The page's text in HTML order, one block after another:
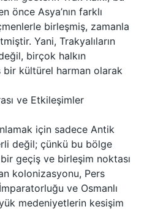
önce Asya’nın farklı
birleşmiş, zamanla
Yani, Trakyalıların
birçok halkın
kültürel harman olarak
ve Etkileşimler
için sadece Antik
değil; çünkü bu bölge
geçiş ve birleşim noktası
kolonizasyonu, Pers
ve Osmanlı
medeniyetlerin kesişim